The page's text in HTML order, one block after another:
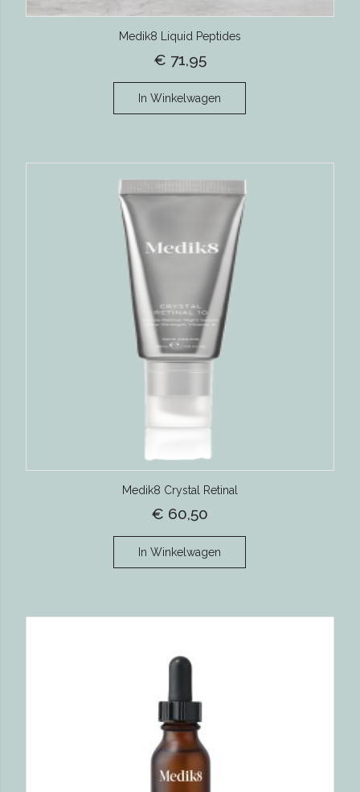
Medik8 Liquid Peptides
€ 71,95
In Winkelwagen
Medik8 Crystal Retinal
€ 60,50
In Winkelwagen